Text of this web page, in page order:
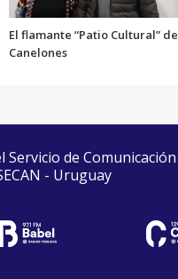
El flamante “Patio Cultural” de
Canelones
de Comunicación
- Uruguay